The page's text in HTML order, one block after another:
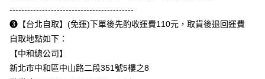
------------------------------------------
➌【台北自取】(免運)下單後先酌收運費110元，取貨後退回運費
自取地點如下：
【中和總公司】
新北市中和區中山路二段351號5樓之8